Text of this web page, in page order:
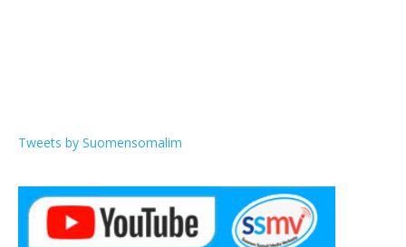
Tweets by Suomensomalim